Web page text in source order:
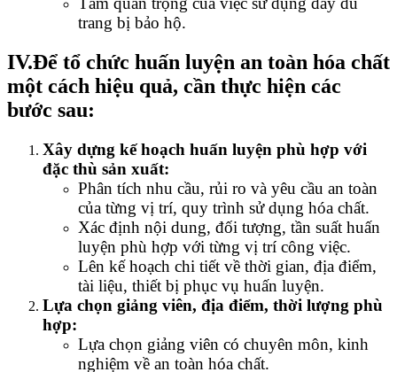
trang bị bảo hộ.
IV.Để tổ chức huấn luyện an toàn hóa chất
một cách hiệu quả, cần thực hiện các
bước sau:
Xây dựng kế hoạch huấn luyện phù hợp với
đặc thù sản xuất:
Phân tích nhu cầu, rủi ro và yêu cầu an toàn
của từng vị trí, quy trình sử dụng hóa chất.
Xác định nội dung, đối tượng, tần suất huấn
luyện phù hợp với từng vị trí công việc.
Lên kế hoạch chi tiết về thời gian, địa điểm,
tài liệu, thiết bị phục vụ huấn luyện.
Lựa chọn giảng viên, địa điểm, thời lượng phù
hợp:
Lựa chọn giảng viên có chuyên môn, kinh
nghiệm về an toàn hóa chất.